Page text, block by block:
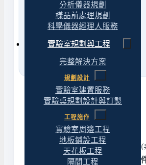
分析儀器規劃
樣品前處理規劃
科學儀器經理人服務
實驗室規劃與工程
完整解決方案
規劃設計
實驗室建置服務
實驗桌規劃設計與訂製
工程施作
實驗室周邊工程
地板鋪設工程
天花板工程
隔間工程
網路
官方LINE@469mcfzt
Facebook 專頁請點此
產品定位
TX2202L / TX3202L / TX4202L (
UniBloc 一體成型鋁合金感應元